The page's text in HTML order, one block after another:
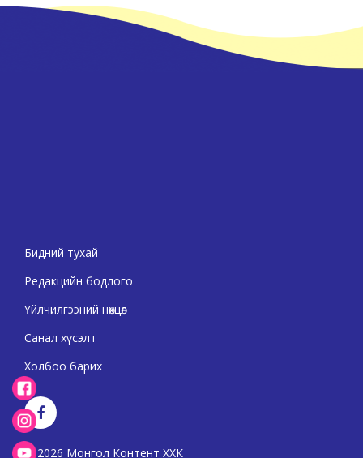
Бидний тухай
Редакцийн бодлого
Үйлчилгээний нөхцөл
Санал хүсэлт
Холбоо барих
2026 Монгол Контент ХХК